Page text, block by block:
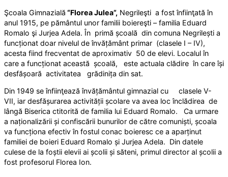
Şcoala Gimnazială “Florea Julea”, Negrileşti a fost înfiinţată în
anul 1915, pe pământul unor familii boiereşti – familia Eduard
Romalo şi Jurjea Adela. În primă școală din comuna Negrilești a
funcționat doar nivelul de învățământ primar (clasele I – IV),
acesta fiind frecventat de aproximativ 50 de elevi. Localul în
care a funcționat această școală, este actuala clădire în care își
desfășoară activitatea grădinița din sat.
Din 1949 se înfiinţează învățământul gimnazial cu clasele V-
VII, iar desfășurarea activității școlare va avea loc înclădirea de
lângă Biserica ctitorită de familia lui Eduard Romalo. Ca urmare
a naționalizării și confiscării bunurilor de către comuniști, școala
va funcționa efectiv în fostul conac boieresc ce a aparținut
familiei de boieri Eduard Romalo și Jurjea Adela. Din datele
culese de la foștii elevii ai școlii și săteni, primul director al școlii a
fost profesorul Florea Ion.